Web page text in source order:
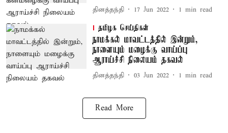
தினத்தந்தி 17 Jun 2022 1 min read
தமிழக செய்திகள்
நாமக்கல் மாவட்டத்தில் இன்றும்,
நாளையும் மழைக்கு வாய்ப்பு
ஆராய்ச்சி நிலையம் தகவல்
தினத்தந்தி 03 Jun 2022 1 min read
Read More